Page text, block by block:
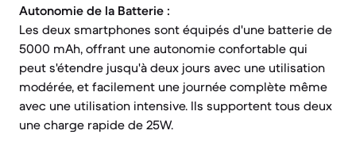
Autonomie de la Batterie :
Les deux smartphones sont équipés d'une batterie de
5000 mAh, offrant une autonomie confortable qui
peut s'étendre jusqu'à deux jours avec une utilisation
modérée, et facilement une journée complète même
avec une utilisation intensive. Ils supportent tous deux
une charge rapide de 25W.